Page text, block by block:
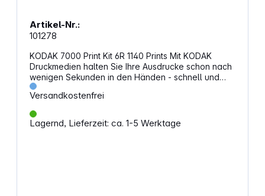
Artikel-Nr.:
101278
KODAK 7000 Print Kit 6R 1140 Prints Mit KODAK
Druckmedien halten Sie Ihre Ausdrucke schon nach
wenigen Sekunden in den Händen - schnell und
einfach. Zudem sehen die Ausdrucke wie
herkömmliche Prints aus und fühlen sich auch so an.
Sie erhalten lebendige Farben, weiche
Farbübergänge und eine hervorragende Schatten-
und Spitzlichtdurchzeichnung. All dies ist das
Versandkostenfrei
Lagernd, Lieferzeit: ca. 1-5 Werktage